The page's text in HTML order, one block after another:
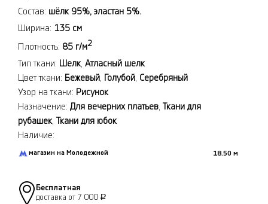
Состав: шёлк 95%, эластан 5%.
Ширина: 135 см
Плотность: 85 г/м2
Тип ткани: Шелк Атласный шелк
Цвет ткани: Бежевый Голубой Серебряный
Узор на ткани: Рисунок
Назначение: Для вечерних платьев
Ткани для
рубашек
Ткани для юбок
Наличие:
магазин на Молодежной 18.50 м
Бесплатная
доставка от 7 000 Р